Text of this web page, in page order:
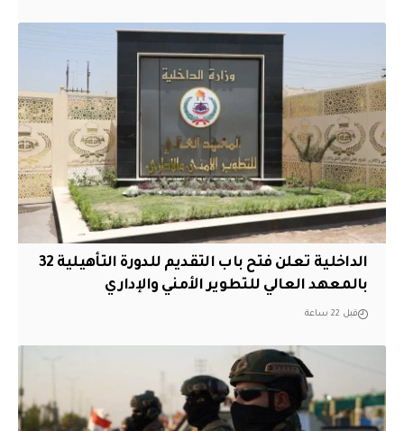
الداخلية تعلن فتح باب التقديم للدورة التأهيلية 32
بالمعهد العالي للتطوير الأمني والإداري
قبل 22 ساعة